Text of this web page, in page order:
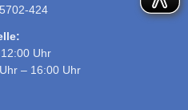
424
Uhr
– 16:00 Uhr